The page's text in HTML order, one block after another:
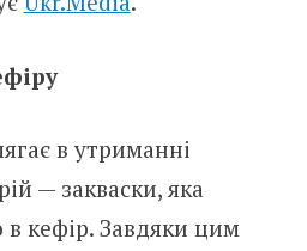
в утриманні
— закваски, яка
кефір. Завдяки цим